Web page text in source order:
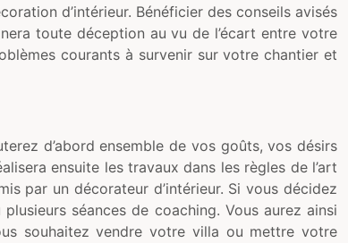
d’intérieur. Bénéficier des conseils avisés
toute déception au vu de l’écart entre votre
courants à survenir sur votre chantier et
d’abord ensemble de vos goûts, vos désirs
ensuite les travaux dans les règles de l’art
par un décorateur d’intérieur. Si vous décidez
séances de coaching. Vous aurez ainsi
souhaitez vendre votre villa ou mettre votre